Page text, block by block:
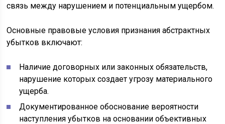
связь между нарушением и потенциальным ущербом.
Основные правовые условия признания абстрактных
убытков включают:
Наличие договорных или законных обязательств,
нарушение которых создает угрозу материального
ущерба.
Документированное обоснование вероятности
наступления убытков на основании объективных